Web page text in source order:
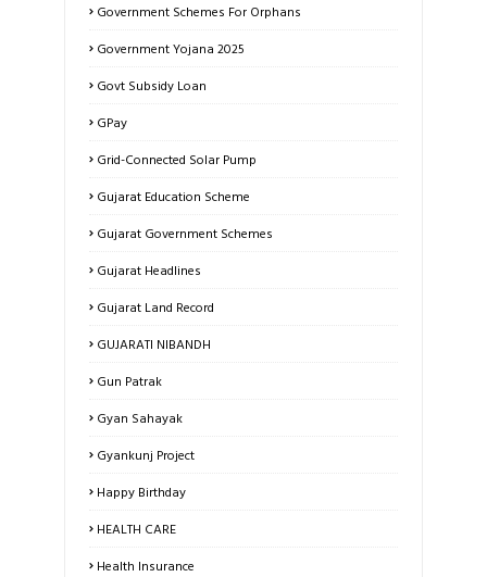
Government Schemes For Orphans
Government Yojana 2025
Govt Subsidy Loan
GPay
Grid-Connected Solar Pump
Gujarat Education Scheme
Gujarat Government Schemes
Gujarat Headlines
Gujarat Land Record
GUJARATI NIBANDH
Gun Patrak
Gyan Sahayak
Gyankunj Project
Happy Birthday
HEALTH CARE
Health Insurance